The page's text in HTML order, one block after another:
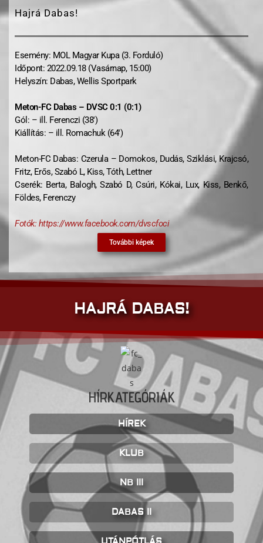
Hajrá Dabas!
Esemény: MOL Magyar Kupa (3. Forduló)
Időpont: 2022.09.18 (Vasárnap, 15:00)
Helyszín: Dabas, Wellis Sportpark
Meton-FC Dabas – DVSC 0:1 (0:1)
Gól: – ill. Ferenczi (38′)
Kiállítás: – ill. Romachuk (64′)
Meton-FC Dabas: Czerula – Domokos, Dudás, Sziklási, Krajcsó,
Fritz, Erős, Szabó L, Kiss, Tóth, Lettner
Cserék: Berta, Balogh, Szabó D, Csúri, Kókai, Lux, Kiss, Benkő,
Földes, Ferenczy
Fotók: https://www.facebook.com/dvscfoci
További képek
HAJRÁ DABAS!
HÍRKATEGÓRIÁK
HÍREK
KLUB
NB III
DABAS II